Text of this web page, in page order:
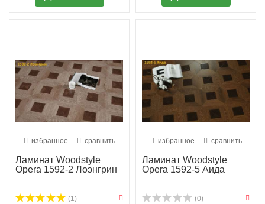
избранное сравнить
Ламинат Woodstyle
Opera 1592-2 Лоэнгрин
(1)
избранное сравнить
Ламинат Woodstyle
Opera 1592-5 Аида
(0)